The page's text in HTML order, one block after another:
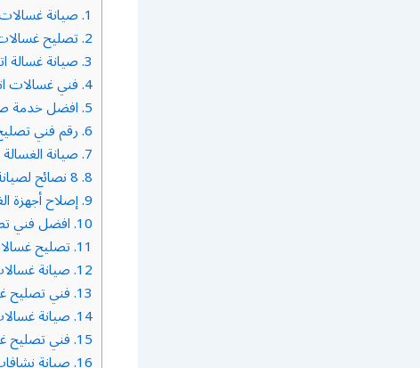
1. صيانة
2. تصليح
3. صيانة غسالة
4. فني غسالات
5. افضل خدمة
6. رقم فني
7. صيانة
8.
9. إصلاح أجهزة
10. افضل فني
11. تصليح
12. صيانة
13. فني تصليح
14. صيانة
15. فني تصليح